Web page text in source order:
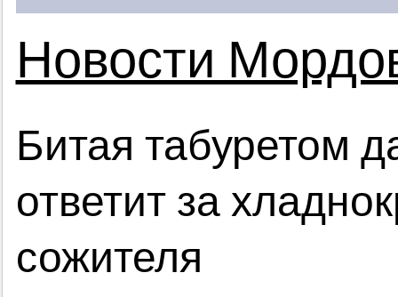
Новости
Битая табуретом
ответит за
сожителя